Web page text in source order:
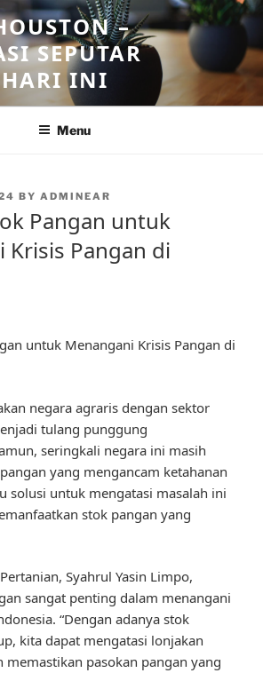
–
SEPUTAR
INI
Menu
BY ADMINEAR
Pangan untuk
Krisis Pangan di
untuk Menangani Krisis Pangan di
negara agraris dengan sektor
tulang punggung
seringkali negara ini masih
yang mengancam ketahanan
solusi untuk mengatasi masalah ini
stok pangan yang
Syahrul Yasin Limpo,
sangat penting dalam menangani
“Dengan adanya stok
kita dapat mengatasi lonjakan
memastikan pasokan pangan yang